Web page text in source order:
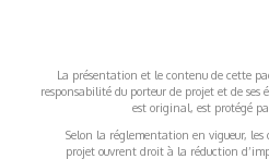
La présentation et le contenu de cette
responsabilité du porteur de projet et de
est original, est protégé
Selon la réglementation en vigueur, les
projet ouvrent droit à la réduction